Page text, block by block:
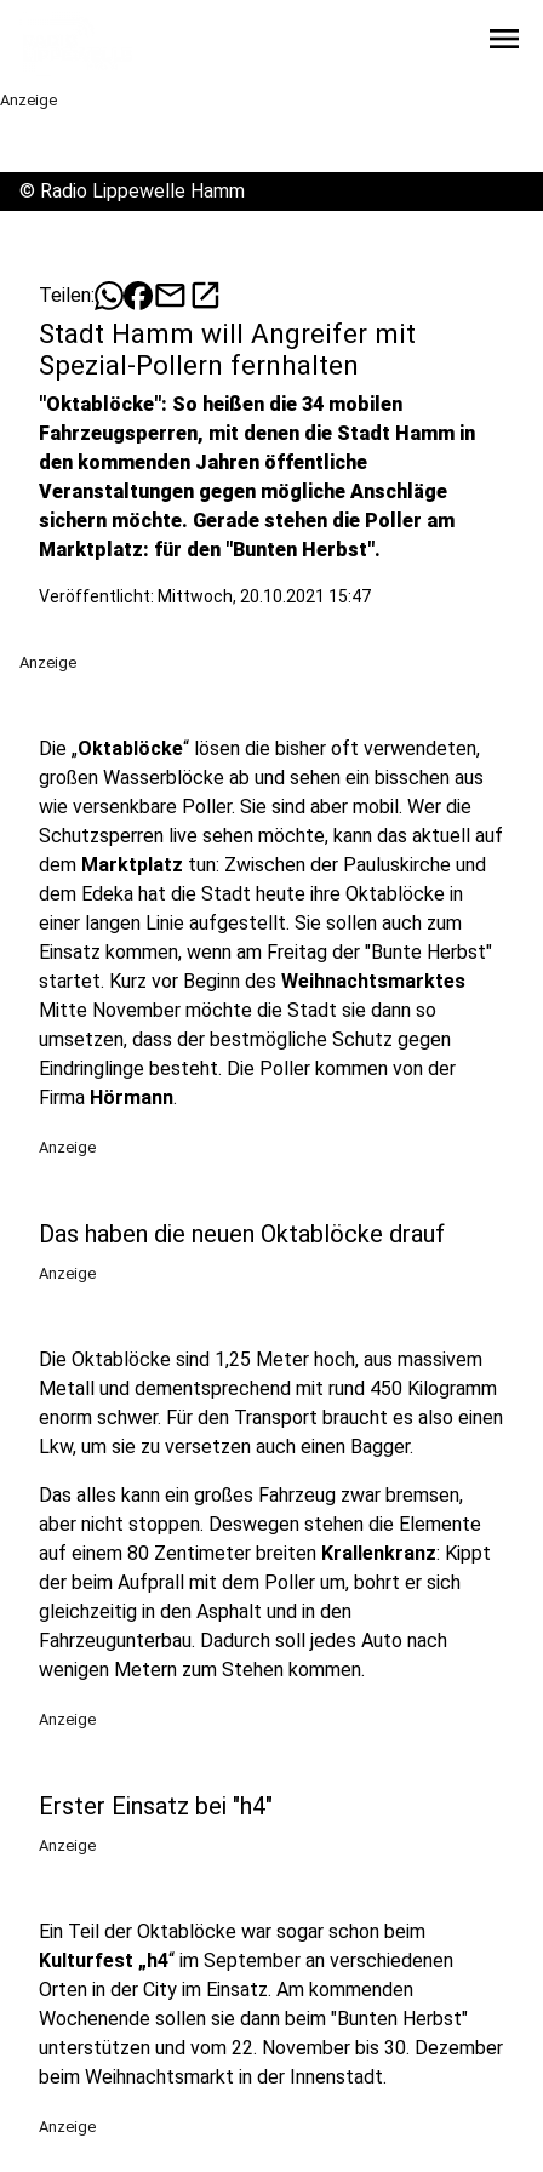
menu
Anzeige
© Radio Lippewelle Hamm
Teilen: mailopen_in_new
Stadt Hamm will Angreifer mit
Spezial-Pollern fernhalten
"Oktablöcke": So heißen die 34 mobilen
Fahrzeugsperren, mit denen die Stadt Hamm in
den kommenden Jahren öffentliche
Veranstaltungen gegen mögliche Anschläge
sichern möchte. Gerade stehen die Poller am
Marktplatz: für den "Bunten Herbst".
Veröffentlicht: Mittwoch, 20.10.2021 15:47
Anzeige
Die „Oktablöcke“ lösen die bisher oft verwendeten,
großen Wasserblöcke ab und sehen ein bisschen aus
wie versenkbare Poller. Sie sind aber mobil. Wer die
Schutzsperren live sehen möchte, kann das aktuell auf
dem Marktplatz tun: Zwischen der Pauluskirche und
dem Edeka hat die Stadt heute ihre Oktablöcke in
einer langen Linie aufgestellt. Sie sollen auch zum
Einsatz kommen, wenn am Freitag der "Bunte Herbst"
startet. Kurz vor Beginn des Weihnachtsmarktes
Mitte November möchte die Stadt sie dann so
umsetzen, dass der bestmögliche Schutz gegen
Eindringlinge besteht. Die Poller kommen von der
Firma Hörmann.
Anzeige
Das haben die neuen Oktablöcke drauf
Anzeige
Die Oktablöcke sind 1,25 Meter hoch, aus massivem
Metall und dementsprechend mit rund 450 Kilogramm
enorm schwer. Für den Transport braucht es also einen
Lkw, um sie zu versetzen auch einen Bagger.
Das alles kann ein großes Fahrzeug zwar bremsen,
aber nicht stoppen. Deswegen stehen die Elemente
auf einem 80 Zentimeter breiten Krallenkranz: Kippt
der beim Aufprall mit dem Poller um, bohrt er sich
gleichzeitig in den Asphalt und in den
Fahrzeugunterbau. Dadurch soll jedes Auto nach
wenigen Metern zum Stehen kommen.
Anzeige
Erster Einsatz bei "h4"
Anzeige
Ein Teil der Oktablöcke war sogar schon beim
Kulturfest „h4“ im September an verschiedenen
Orten in der City im Einsatz. Am kommenden
Wochenende sollen sie dann beim "Bunten Herbst"
unterstützen und vom 22. November bis 30. Dezember
beim Weihnachtsmarkt in der Innenstadt.
Anzeige